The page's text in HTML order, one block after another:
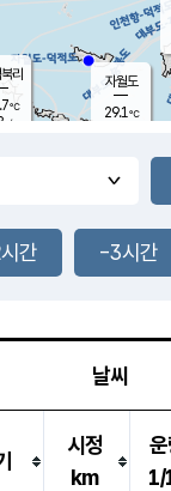
1.1
자월도
29.1℃
리
℃
m/s
간 -3시간
날씨
시정
km
1/